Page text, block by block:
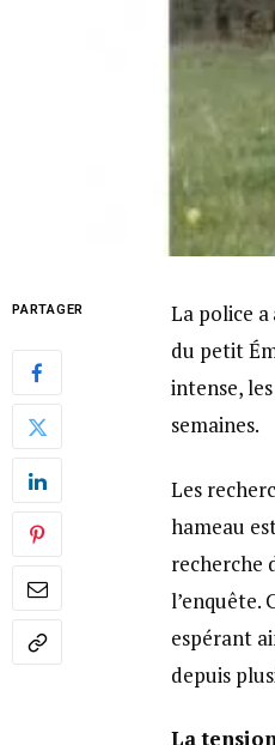
PARTAGER
La police
du petit
intense,
semaines.
Les
hameau
recherche
l’enquête.
espérant
depuis
La